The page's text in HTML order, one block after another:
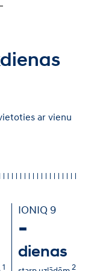
ar vienu
1
IONIQ 9
-
dienas
2